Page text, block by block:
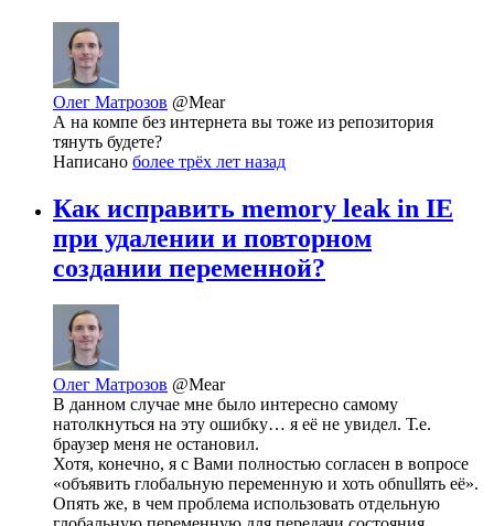
Олег Матрозов @Mear
А на компе без интернета вы тоже из репозитория
тянуть будете?
Написано более трёх лет назад
Как исправить memory leak in IE
при удалении и повторном
создании переменной?
Олег Матрозов @Mear
В данном случае мне было интересно самому
натолкнуться на эту ошибку… я её не увидел. Т.е.
браузер меня не остановил.
Хотя, конечно, я с Вами полностью согласен в вопросе
«объявить глобальную переменную и хоть обnullять её».
Опять же, в чем проблема использовать отдельную